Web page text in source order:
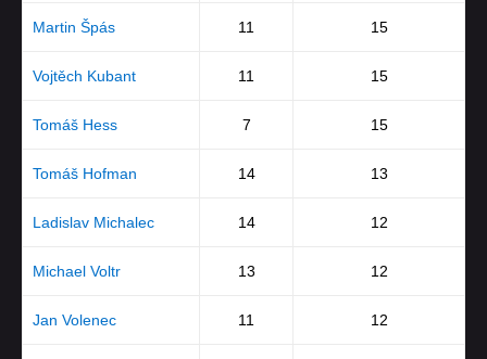
Martin Špás 11 15
Vojtěch Kubant 11 15
Tomáš Hess 7 15
Tomáš Hofman 14 13
Ladislav Michalec 14 12
Michael Voltr 13 12
Jan Volenec 11 12